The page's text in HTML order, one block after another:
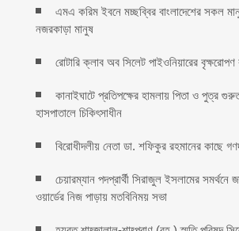
এমএ করিম ইবনে মচ্ছব্বির বাংলাদেশের সকল
নজরকাড়া মানুষ ‎
রোটারি ক্লাব অব সিলেট পাইওনিয়ারের বৃক্ষরোপণ
কানাইঘাটে প্রতিপক্ষের হামলায় পিতা ও পুত্র
হাসপাতালে চিকিৎসাধীন
বিরোধীদলীয় নেতা ডা. শফিকুর রহমানের কাছে
চেয়ারম্যান পদপ্রার্থী সিরাজুল ইসলামের সমর্থনে
ওয়ার্ডের নিজ পাড়ায় মতবিনিময় সভা